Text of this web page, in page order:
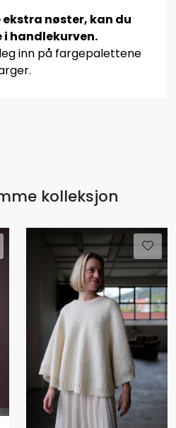
nøster, kan du
i handlekurven.
inn på fargepalettene
kolleksjon